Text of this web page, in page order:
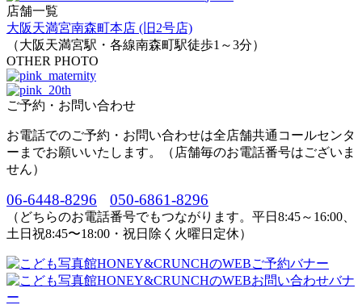
店舗一覧
大阪天満宮南森町本店 (旧2号店)
（大阪天満宮駅・各線南森町駅徒歩1～3分）
OTHER PHOTO
ご予約・お問い合わせ
お電話でのご予約・お問い合わせは全店舗共通コールセンタ
ーまでお願いいたします。（店舗毎のお電話番号はございま
せん）
06-6448-8296 050-6861-8296
（どちらのお電話番号でもつながります。平日8:45～16:00、
土日祝8:45〜18:00・祝日除く火曜日定休）